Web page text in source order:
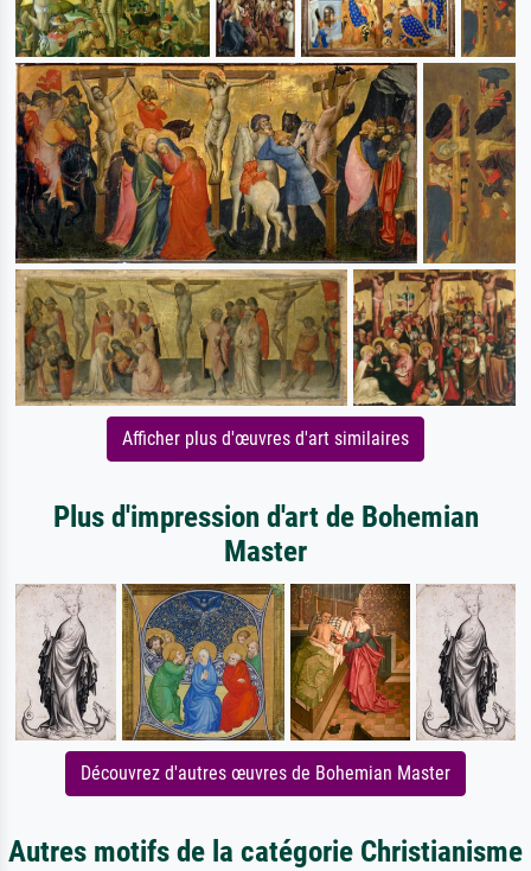
Afficher plus d'œuvres d'art similaires
Plus d'impression d'art de Bohemian
Master
Découvrez d'autres œuvres de Bohemian Master
Autres motifs de la catégorie Christianisme